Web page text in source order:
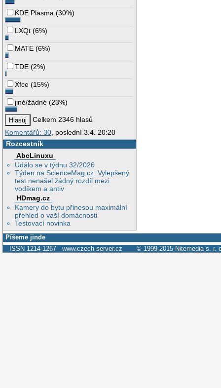
KDE Plasma (30%)
LXQt (6%)
MATE (6%)
TDE (2%)
Xfce (15%)
jiné/žádné (23%)
Celkem 2346 hlasů
Komentářů: 30 , poslední 3.4. 20:20
Rozcestník
AbcLinuxu
Událo se v týdnu 32/2026
Týden na ScienceMag.cz: Vylepšený
test nenašel žádný rozdíl mezi
vodíkem a antiv
HDmag.cz
Kamery do bytu přinesou maximální
přehled o vaší domácnosti
Testovací novinka
Píšeme jinde
ISSN 1214-1267 www.czech-server.cz © 1999-2015 Nitemedia s. r.